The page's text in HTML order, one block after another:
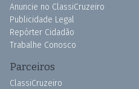
Anuncie no ClassiCruzeiro
Publicidade Legal
Repórter Cidadão
Trabalhe Conosco
Parceiros
ClassiCruzeiro